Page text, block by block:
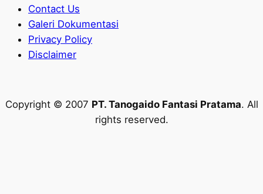
Contact Us
Galeri Dokumentasi
Privacy Policy
Disclaimer
Copyright © 2007 PT. Tanogaido Fantasi Pratama. All
rights reserved.